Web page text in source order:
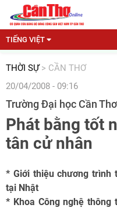
TIẾNG VIỆT
THỜI SỰ > CẦN THƠ
20/04/2008 - 09:16
Trường Đại học Cần
Phát bằng tốt
tân cử nhân
* Giới thiệu chương trình
tại Nhật
* Khoa Công nghệ